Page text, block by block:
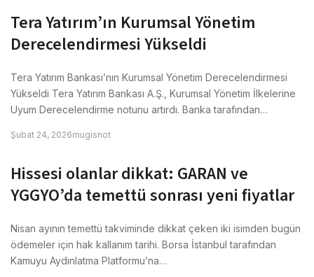
Tera Yatırım’ın Kurumsal Yönetim
Derecelendirmesi Yükseldi
Tera Yatırım Bankası’nın Kurumsal Yönetim Derecelendirmesi
Yükseldi Tera Yatırım Bankası A.Ş., Kurumsal Yönetim İlkelerine
Uyum Derecelendirme notunu artırdı. Banka tarafından…
Şubat 24, 2026mugisnot
Hissesi olanlar dikkat: GARAN ve
YGGYO’da temettü sonrası yeni fiyatlar
Nisan ayının temettü takviminde dikkat çeken iki isimden bugün
ödemeler için hak kallanım tarihi. Borsa İstanbul tarafından
Kamuyu Aydınlatma Platformu’na…